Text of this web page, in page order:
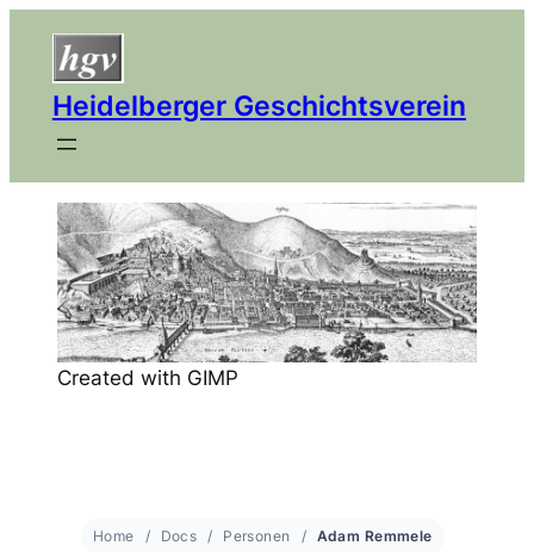
Heidelberger Geschichtsverein
Created with GIMP
Home Docs Personen Adam Remmele